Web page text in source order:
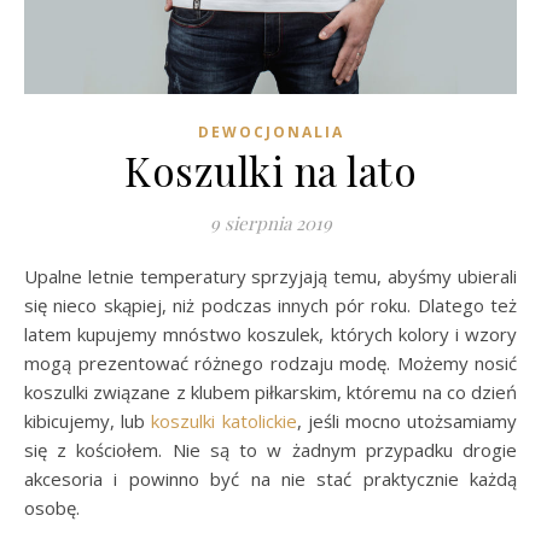
DEWOCJONALIA
Koszulki na lato
9 sierpnia 2019
Upalne letnie temperatury sprzyjają temu, abyśmy ubierali
się nieco skąpiej, niż podczas innych pór roku. Dlatego też
latem kupujemy mnóstwo koszulek, których kolory i wzory
mogą prezentować różnego rodzaju modę. Możemy nosić
koszulki związane z klubem piłkarskim, któremu na co dzień
kibicujemy, lubkoszulki katolickie, jeśli mocno utożsamiamy
się z kościołem. Nie są to w żadnym przypadku drogie
akcesoria i powinno być na nie stać praktycznie każdą
osobę.